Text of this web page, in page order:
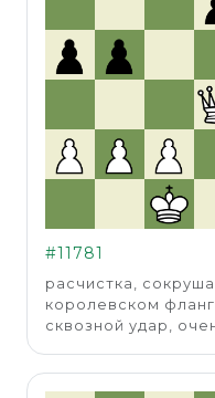
#11781
расчистка,
королевском
сквозной удар,